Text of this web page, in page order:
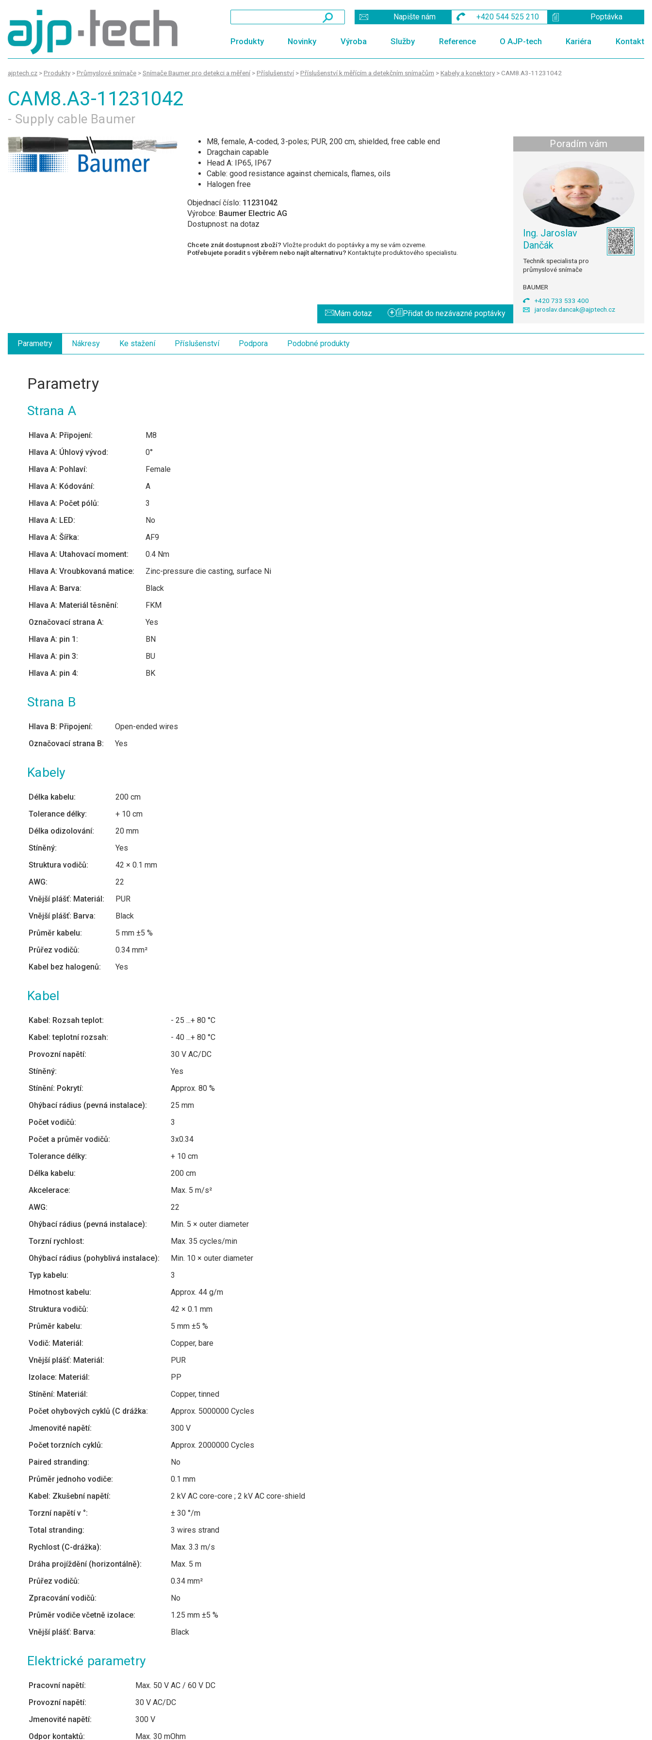
Poptávka
+420 544 525 210
Napište nám
Produkty Novinky Výroba Služby Reference O AJP-tech Kariéra Kontakt
ajptech.cz >Produkty >Průmyslové snímače >Snímače Baumer pro detekci a měření >Příslušenství >Příslušenství k měřícím a detekčním snímačům >Kabely a konektory >CAM8.A3-11231042
CAM8.A3-11231042
- Supply cable Baumer
M8, female, A-coded, 3-poles; PUR, 200 cm, shielded, free cable end
Dragchain capable
Head A: IP65, IP67
Cable: good resistance against chemicals, flames, oils
Halogen free
Objednací číslo: 11231042
Výrobce: Baumer Electric AG
Dostupnost: na dotaz
Chcete znát dostupnost zboží? Vložte produkt do poptávky a my se vám ozveme.
Potřebujete poradit s výběrem nebo najít alternativu? Kontaktujte produktového specialistu.
Mám dotaz + Přidat do nezávazné poptávky
Poradím vám
Ing. Jaroslav
Dančák
Technik specialista pro
průmyslové snímače
BAUMER
+420 733 533 400
jaroslav.dancak@ajptech.cz
Parametry Nákresy Ke stažení Příslušenství Podpora Podobné produkty
Parametry
Strana A
Hlava A: Připojení:
M8
Hlava A: Úhlový vývod:
0°
Hlava A: Pohlaví:
Female
Hlava A: Kódování:
A
Hlava A: Počet pólů:
3
Hlava A: LED:
No
Hlava A: Šířka:
AF9
Hlava A: Utahovací moment:
0.4 Nm
Hlava A: Vroubkovaná matice:
Zinc-pressure die casting, surface Ni
Hlava A: Barva:
Black
Hlava A: Materiál těsnění:
FKM
Označovací strana A:
Yes
Hlava A: pin 1:
BN
Hlava A: pin 3:
BU
Hlava A: pin 4:
BK
Strana B
Hlava B: Připojení:
Open-ended wires
Označovací strana B:
Yes
Kabely
Délka kabelu:
200 cm
Tolerance délky:
+ 10 cm
Délka odizolování:
20 mm
Stíněný:
Yes
Struktura vodičů:
42 × 0.1 mm
AWG:
22
Vnější plášť: Materiál:
PUR
Vnější plášť: Barva:
Black
Průměr kabelu:
5 mm ±5 %
Průřez vodičů:
0.34 mm²
Kabel bez halogenů:
Yes
Kabel
Kabel: Rozsah teplot:
- 25 ...+ 80 °C
Kabel: teplotní rozsah:
- 40 ...+ 80 °C
Provozní napětí:
30 V AC/DC
Stíněný:
Yes
Stínění: Pokrytí:
Approx. 80 %
Ohýbací rádius (pevná instalace):
25 mm
Počet vodičů:
3
Počet a průměr vodičů:
3x0.34
Tolerance délky:
+ 10 cm
Délka kabelu:
200 cm
Akcelerace:
Max. 5 m/s²
AWG:
22
Ohýbací rádius (pevná instalace):
Min. 5 × outer diameter
Torzní rychlost:
Max. 35 cycles/min
Ohýbací rádius (pohyblivá instalace):
Min. 10 × outer diameter
Typ kabelu:
3
Hmotnost kabelu:
Approx. 44 g/m
Struktura vodičů:
42 × 0.1 mm
Průměr kabelu:
5 mm ±5 %
Vodič: Materiál:
Copper, bare
Vnější plášť: Materiál:
PUR
Izolace: Materiál:
PP
Stínění: Materiál:
Copper, tinned
Počet ohybových cyklů (C drážka:
Approx. 5000000 Cycles
Jmenovité napětí:
300 V
Počet torzních cyklů:
Approx. 2000000 Cycles
Paired stranding:
No
Průměr jednoho vodiče:
0.1 mm
Kabel: Zkušební napětí:
2 kV AC core-core ; 2 kV AC core-shield
Torzní napětí v °:
± 30 °/m
Total stranding:
3 wires strand
Rychlost (C-drážka):
Max. 3.3 m/s
Dráha projíždění (horizontálně):
Max. 5 m
Průřez vodičů:
0.34 mm²
Zpracování vodičů:
No
Průměr vodiče včetně izolace:
1.25 mm ±5 %
Vnější plášť: Barva:
Black
Elektrické parametry
Pracovní napětí:
Max. 50 V AC / 60 V DC
Provozní napětí:
30 V AC/DC
Jmenovité napětí:
300 V
Odpor kontaktů:
Max. 30 mOhm